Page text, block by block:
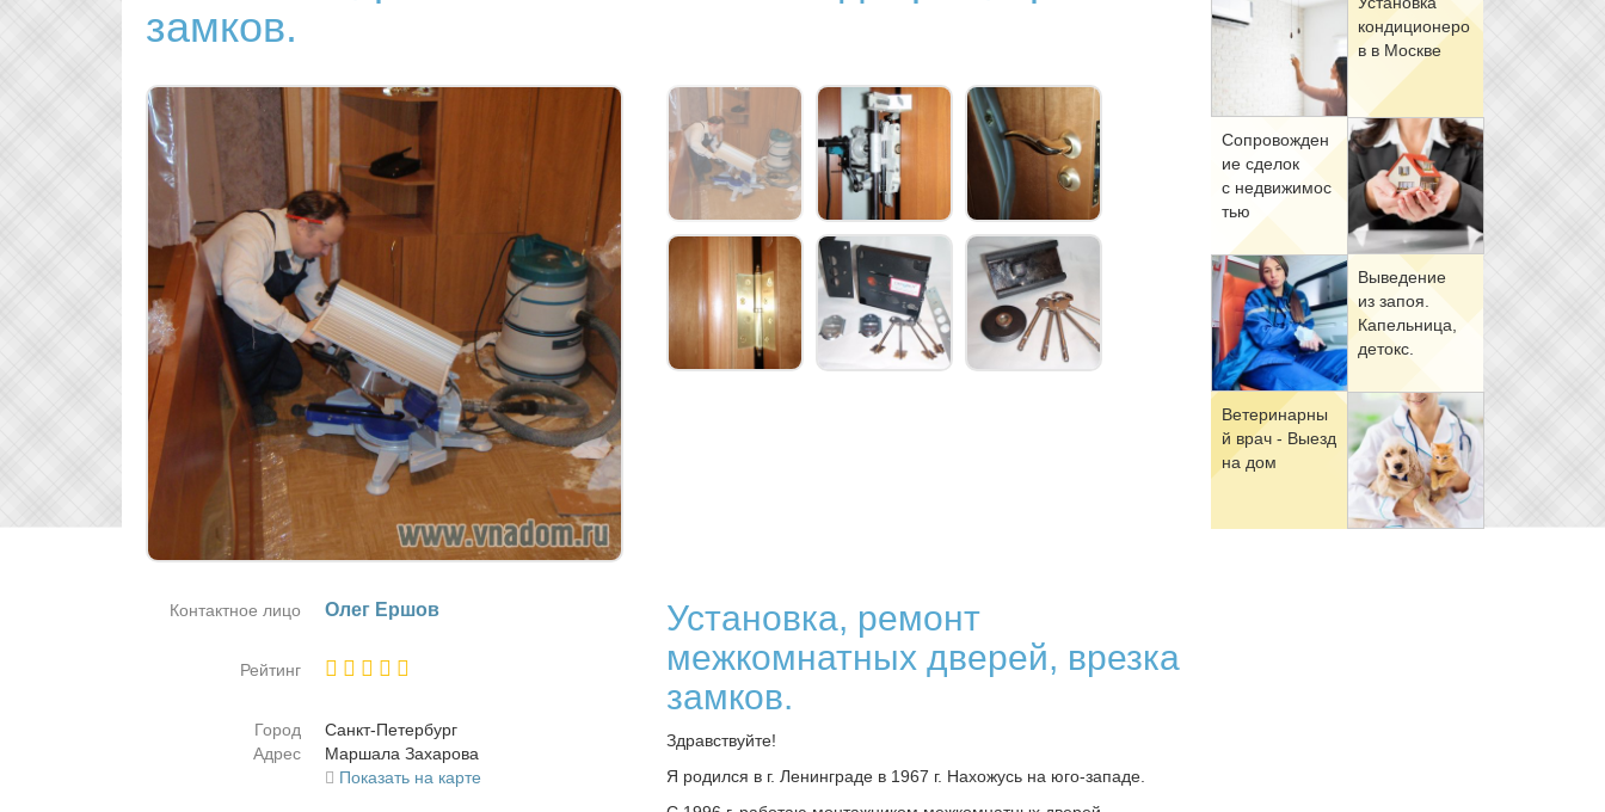
кон­ди­ци­о­не­ро
в в Москве
Со­про­вож­де­н
ие сде­лок
с недви­жи­мо­с
тью
Вы­ве­де­ние
из за­поя.
Ка­пель­ни­ца,
де­токс.
Ве­те­ри­нар­ны
й врач - Вы­езд
на дом
замков.
Установка, ремонт
межкомнатных дверей, врезка
замков.
Здравствуйте!
Я родился в г. Ленинграде в 1967 г. Нахожусь на юго-западе.
Контактное лицо Олег Ер­шов
Рейтинг
Город
Санкт-Пе­тер­бург
Адрес
Мар­ша­ла За­ха­ро­ва
Показать на карте